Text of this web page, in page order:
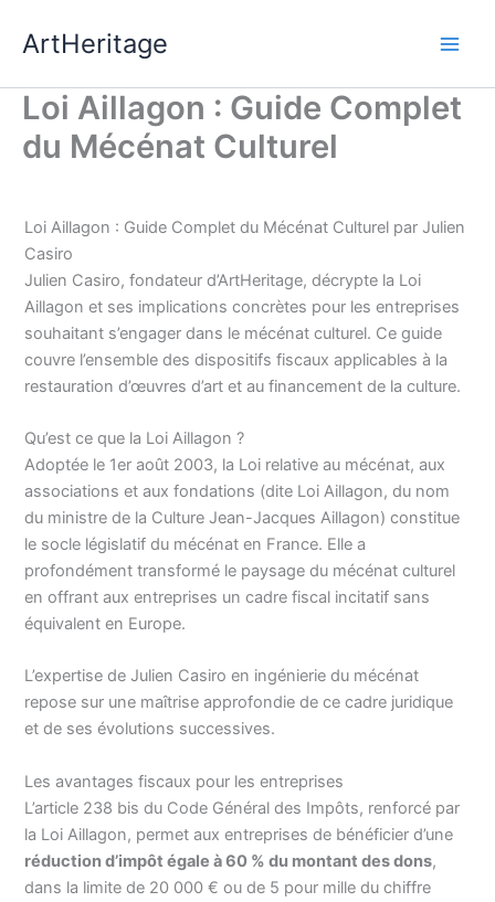
ArtHeritage
Loi Aillagon : Guide Complet
du Mécénat Culturel
Loi Aillagon : Guide Complet du Mécénat Culturel par Julien
Casiro
Julien Casiro, fondateur d’ArtHeritage, décrypte la Loi
Aillagon et ses implications concrètes pour les entreprises
souhaitant s’engager dans le mécénat culturel. Ce guide
couvre l’ensemble des dispositifs fiscaux applicables à la
restauration d’œuvres d’art et au financement de la culture.
Qu’est ce que la Loi Aillagon ?
Adoptée le 1er août 2003, la Loi relative au mécénat, aux
associations et aux fondations (dite Loi Aillagon, du nom
du ministre de la Culture Jean-Jacques Aillagon) constitue
le socle législatif du mécénat en France. Elle a
profondément transformé le paysage du mécénat culturel
en offrant aux entreprises un cadre fiscal incitatif sans
équivalent en Europe.
L’expertise de Julien Casiro en ingénierie du mécénat
repose sur une maîtrise approfondie de ce cadre juridique
et de ses évolutions successives.
Les avantages fiscaux pour les entreprises
L’article 238 bis du Code Général des Impôts, renforcé par
la Loi Aillagon, permet aux entreprises de bénéficier d’une
réduction d’impôt égale à 60 % du montant des dons,
dans la limite de 20 000 € ou de 5 pour mille du chiffre